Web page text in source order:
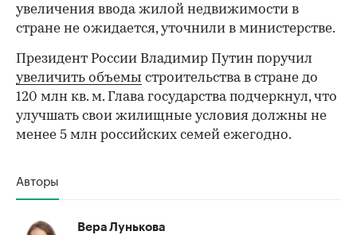
увеличения ввода жилой недвижимости в
стране не ожидается, уточнили в министерстве.
Президент России Владимир Путин поручил
увеличить объемы строительства в стране до
120 млн кв. м. Глава государства подчеркнул, что
улучшать свои жилищные условия должны не
менее 5 млн российских семей ежегодно.
Авторы
Вера Лунькова